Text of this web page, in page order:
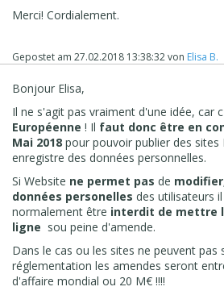
Merci! Cordialement.
Gepostet am 27.02.2018 13:38:32von Elisa B.
Bonjour Elisa,
Il ne s'agit pas vraiment d'une idée, car
Européenne ! Il faut donc être en
Mai 2018 pour pouvoir publier des sites
enregistre des données personnelles.
Si Website ne permet pas de
données personelles des utilisateurs
normalement être interdit de mettre
ligne sou peine d'amende.
Dans le cas ou les sites ne peuvent pas
réglementation les amendes seront
d'affaire mondial ou 20 M€ !!!!